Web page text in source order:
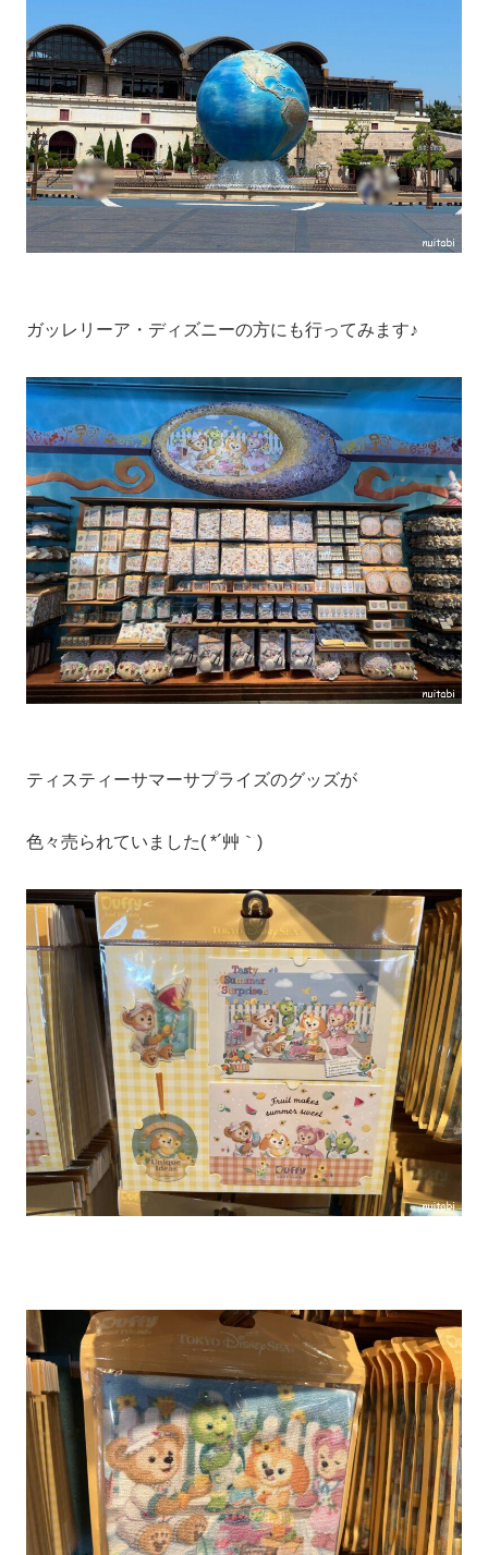
ガッレリーア・ディズニーの方にも行ってみます♪
ティスティーサマーサプライズのグッズが
色々売られていました( *´艸｀)